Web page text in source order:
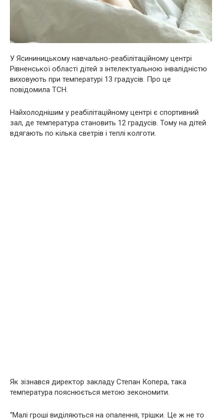
У Ясининицькому навчально-реабілітаційному центрі
Рівненської області дітей з інтелектуальною інвалідністю
виховують при температурі 13 градусів. Про це
повідомила ТСН.
Найхолоднішим у реабілітаційному центрі є спортивний
зал, де температура становить 12 градусів. Тому на дітей
вдягають по кілька светрів і теплі колготи.
Як зізнався директор закладу Степан Копера, така
температура пояснюється метою зекономити.
“Малі гроші виділяються на опалення, трішки. Це ж не то